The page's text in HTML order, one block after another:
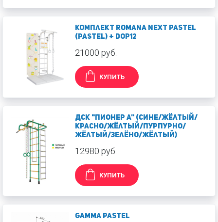
Комплект ROMANA Next Pastel
(Pastel) + Dop12
21000 руб.
КУПИТЬ
ДСК "Пионер А" (сине/жёлтый/
красно/жёлтый/пурпурно/
жёлтый/зелёно/жёлтый)
12980 руб.
КУПИТЬ
GAMMA PASTEL